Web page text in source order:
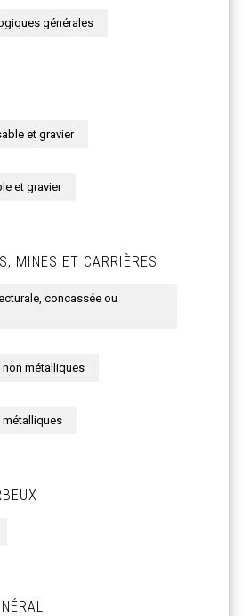
générales
et gravier
et gravier
MINES ET CARRIÈRES
concassée ou
métalliques